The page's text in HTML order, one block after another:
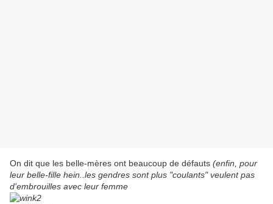
On dit que les belle-mères ont beaucoup de défauts (enfin, pour
leur belle-fille hein..les gendres sont plus "coulants" veulent pas
d'embrouilles avec leur femme